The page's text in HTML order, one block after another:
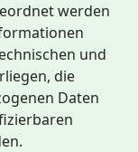
werden
und
die
Daten